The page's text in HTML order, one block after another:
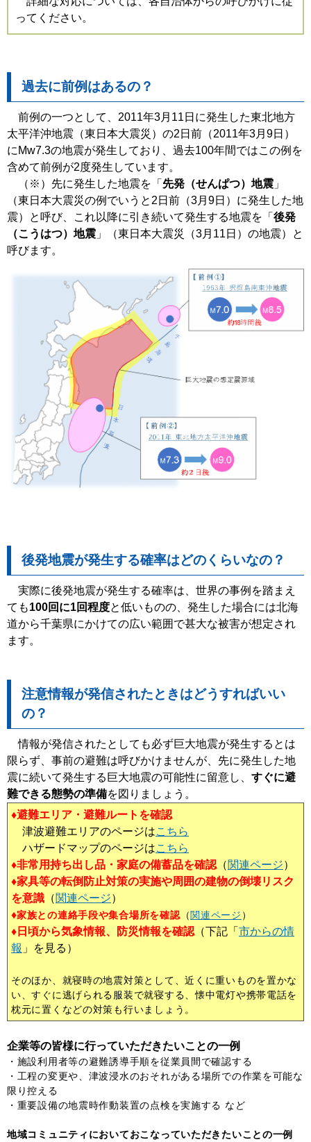
ってください。
過去に前例はあるの？
前例の一つとして、2011年3月11日に発生した東北地方
太平洋沖地震（東日本大震災）の2日前（2011年3月9日）
にMw7.3の地震が発生しており、過去100年間ではこの例を
含めて前例が2度発生しています。
（※）先に発生した地震を「 先発（せんぱつ）地震 」
（東日本大震災の例でいうと2日前（3月9日）に発生した地
震）と呼び、これ以降に引き続いて発生する地震を「 後発
（こうはつ）地震 」（東日本大震災（3月11日）の地震）と
呼びます。
後発地震が発生する確率はどのくらいなの？
実際に後発地震が発生する確率は、世界の事例を踏まえ
ても100回に1回程度と低いものの、発生した場合には北海
道から千葉県にかけての広い範囲で甚大な被害が想定され
ます。
注意情報が発信されたときはどうすればいい
の？
情報が発信されたとしても必ず巨大地震が発生するとは
限らず、事前の避難は呼びかけませんが、先に発生した地
震に続いて発生する巨大地震の可能性に留意し、 すぐに避
難できる態勢の準備を図りましょう。
♦避難エリア・避難ルートを確認
津波避難エリアのページはこちら
ハザードマップのページはこちら
♦非常用持ち出し品・家庭の備蓄品を確認 （関連ページ）
♦家具等の転倒防止対策の実施や周囲の建物の倒壊リスク
を意識 （関連ページ）
♦家族との連絡手段や集合場所を確認 （関連ページ ）
♦日頃から気象情報、防災情報を確認 （下記「 市からの情
報 」を見る）
そのほか、就寝時の地震対策として、近くに重いものを置かな
い、すぐに逃げられる服装で就寝する、懐中電灯や携帯電話を
枕元に置くなどの対策も行いましょう。
企業等の皆様に行っていただきたいことの一例
・施設利用者等の避難誘導手順を従業員間で確認する
・工程の変更や、津波浸水のおそれがある場所での作業を可能な
限り控える
・重要設備の地震時作動装置の点検を実施する など
地域コミュニティにおいておこなっていただきたいことの一例